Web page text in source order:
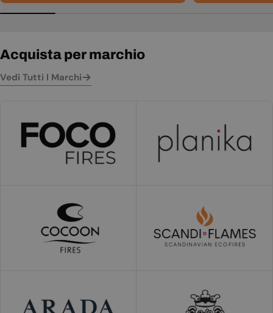
Acquista per marchio
Vedi Tutti I Marchi